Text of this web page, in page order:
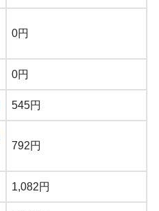
0円
0円
545円
792円
1,082円